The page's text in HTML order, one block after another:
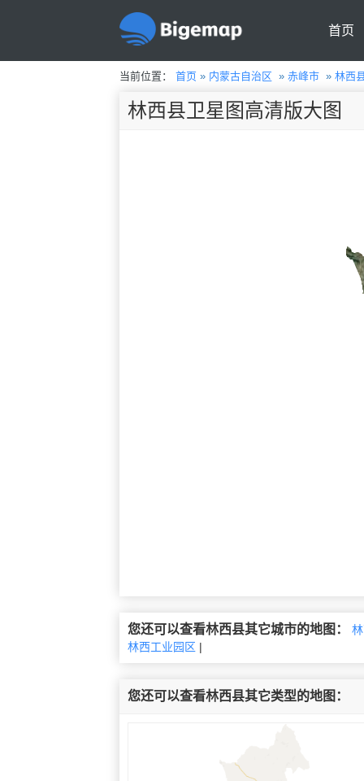
首页
当前位置： 首页» 内蒙古自治区 » 赤峰市» 林西
林西县卫星图高清版大图
您还可以查看林西县其它城市的地图：
林西工业园区 |
您还可以查看林西县其它类型的地图：